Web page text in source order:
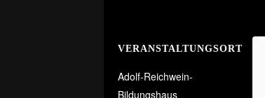
VERANSTALTUNGSORT
Adolf-Reichwein-
Bildungshaus